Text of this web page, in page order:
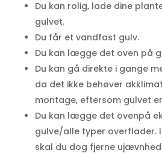
Du kan rolig, lade dine
gulvet.
Du får et vandfast gulv.
Du kan lægge det oven på
Du kan gå direkte i gange
da det ikke behøver
montage, eftersom gulvet
Du kan lægge det ovenpå
gulve/alle typer overflader.
skal du dog fjerne